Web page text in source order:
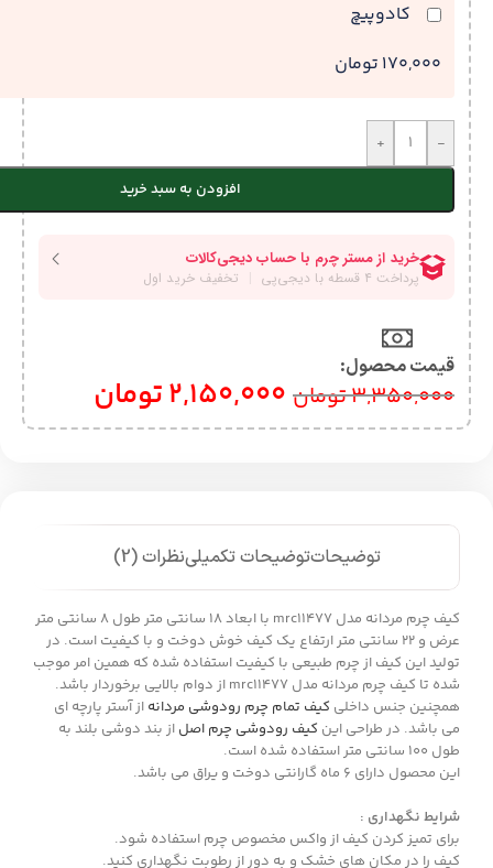
کادوپیچ
170,000 تومان
-
+
افزودن به سبد خرید
قیمت محصول:​
3,350,000تومان 2,150,000تومان
توضیحاتتوضیحات تکمیلینظرات (2)
کیف چرم مردانه مدل mrc11477 با ابعاد 18 سانتی متر طول 8 سانتی متر
عرض و 22 سانتی متر ارتفاع یک کیف خوش دوخت و با کیفیت است. در
تولید این کیف از چرم طبیعی با کیفیت استفاده شده که همین امر موجب
شده تا کیف چرم مردانه مدل mrc11477 از دوام بالایی برخوردار باشد.
همچنین جنس داخلی کیف تمام چرم رودوشی مردانه از آستر پارچه ای
می باشد. در طراحی این کیف رودوشی چرم اصل از بند دوشی بلند به
طول 100 سانتی متر استفاده شده است.
این محصول دارای 6 ماه گارانتی دوخت و یراق می باشد.
شرایط نگهداری :
برای تمیز کردن کیف از واکس مخصوص چرم استفاده شود.
کیف را در مکان های خشک و به دور از رطوبت نگهداری کنید.